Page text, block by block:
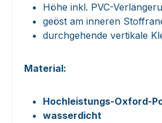
Höhe inkl. PVC-
geöst am inneren
durchgehende vertikale
Material:
Hochleistungs-Oxford-
wasserdicht